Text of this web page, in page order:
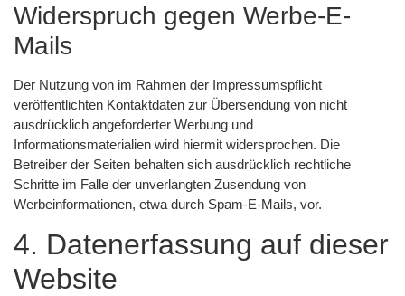
Widerspruch gegen Werbe-E-
Mails
Der Nutzung von im Rahmen der Impressumspflicht
veröffentlichten Kontaktdaten zur Übersendung von nicht
ausdrücklich angeforderter Werbung und
Informationsmaterialien wird hiermit widersprochen. Die
Betreiber der Seiten behalten sich ausdrücklich rechtliche
Schritte im Falle der unverlangten Zusendung von
Werbeinformationen, etwa durch Spam-E-Mails, vor.
4. Datenerfassung auf dieser
Website